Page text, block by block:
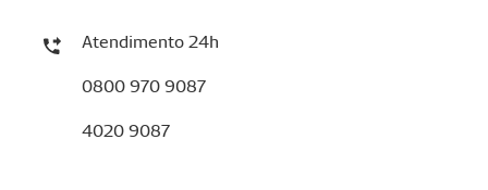
Atendimento 24h
0800 970 9087
4020 9087